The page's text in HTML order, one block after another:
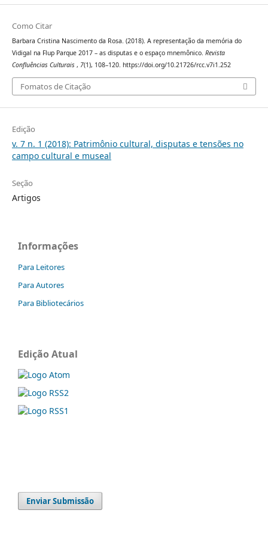
Como Citar
Barbara Cristina Nascimento da Rosa. (2018). A representação da memória do
Vidigal na Flup Parque 2017 – as disputas e o espaço mnemônico. Revista
Confluências Culturais , 7(1), 108–120. https://doi.org/10.21726/rcc.v7i1.252
Fomatos de Citação
Edição
v. 7 n. 1 (2018): Patrimônio cultural, disputas e tensões no
campo cultural e museal
Seção
Artigos
Informações
Para Leitores
Para Autores
Para Bibliotecários
Edição Atual
Enviar Submissão